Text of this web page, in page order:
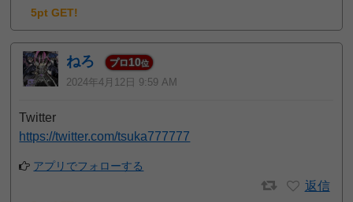
5pt GET!
ねろ プロ10位
2024年4月12日 9:59 AM
Twitter
https://twitter.com/tsuka777777
アプリでフォローする
返信